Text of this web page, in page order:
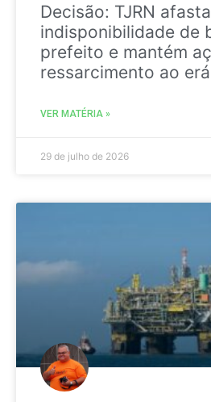
Decisão: TJRN afasta
indisponibilidade de
prefeito e mantém
ressarcimento ao
VER MATÉRIA »
29 de julho de 2026